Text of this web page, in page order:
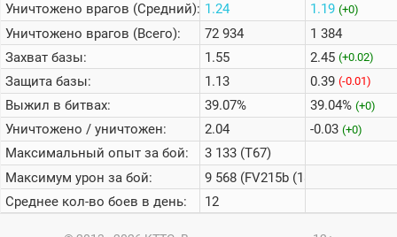
Уничтожено врагов (Средний):
Уничтожено врагов (Всего):
Захват базы:
Защита базы:
Выжил в битвах:
Уничтожено / уничтожен:
Максимальный опыт за бой:
Максимум урон за бой:
Среднее кол-во боев в день:
1.24
72 934
1.55
1.13
39.07%
2.04
3 133 (T67)
9 568 (FV215b (183))
12
1.19 (+0)
1 384
2.45 (+0.02)
0.39 (-0.01)
39.04% (+0)
-0.03 (+0)